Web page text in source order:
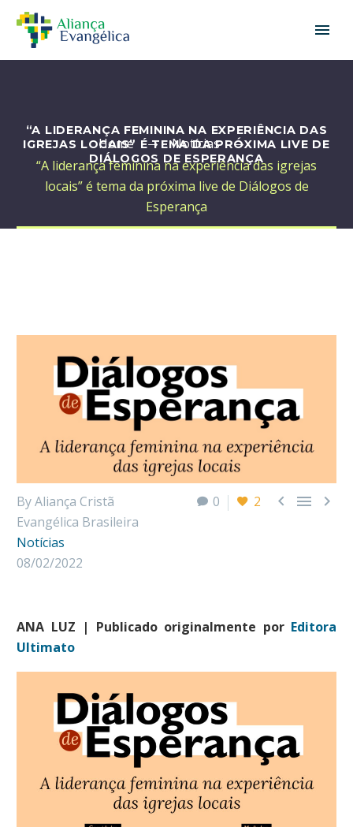
“A LIDERANÇA FEMININA NA EXPERIÊNCIA DAS
IGREJAS LOCAIS” É TEMA DA PRÓXIMA LIVE DE
DIÁLOGOS DE ESPERANÇA
Home
Notícias
“A liderança feminina na experiência das igrejas
locais” é tema da próxima live de Diálogos de
Esperança
0 2   
By Aliança Cristã
Evangélica Brasileira
Notícias
08/02/2022
ANA LUZ | Publicado originalmente por Editora
Ultimato